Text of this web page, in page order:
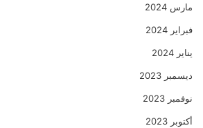
مارس 2024
فبراير 2024
يناير 2024
ديسمبر 2023
نوفمبر 2023
أكتوبر 2023